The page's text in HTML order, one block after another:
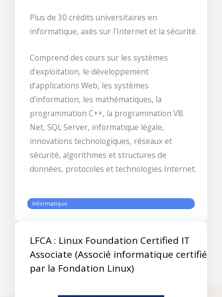
Plus de 30 crédits universitaires en
informatique, axés sur l'Internet et la sécurité.
Comprend des cours sur les systèmes
d'exploitation, le développement
d'applications Web, les systèmes
d'information, les mathématiques, la
programmation C++, la programmation VB.
Net, SQL Server, informatique légale,
innovations technologiques, réseaux et
sécurité, algorithmes et structures de
données, protocoles et technologies Internet.
Informatique
LFCA : Linux Foundation Certified IT
Associate (Associé informatique certifié
par la Fondation Linux)